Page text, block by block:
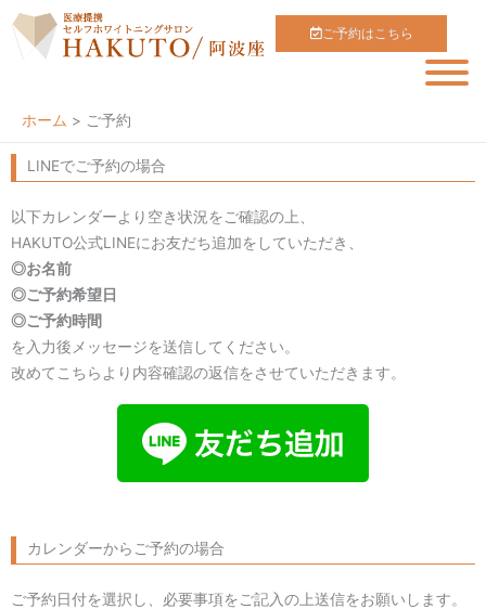
ご予約はこちら
ホーム ご予約
LINEでご予約の場合
以下カレンダーより空き状況をご確認の上、
HAKUTO公式LINEにお友だち追加をしていただき、
◎お名前
◎ご予約希望日
◎ご予約時間
を入力後メッセージを送信してください。
改めてこちらより内容確認の返信をさせていただきます。
カレンダーからご予約の場合
ご予約日付を選択し、必要事項をご記入の上送信をお願いします。